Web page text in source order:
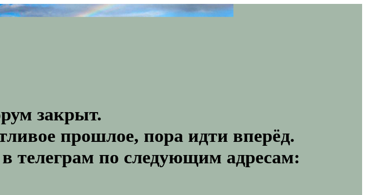
закрыт.
прошлое, пора идти вперёд.
телеграм по следующим адресам: